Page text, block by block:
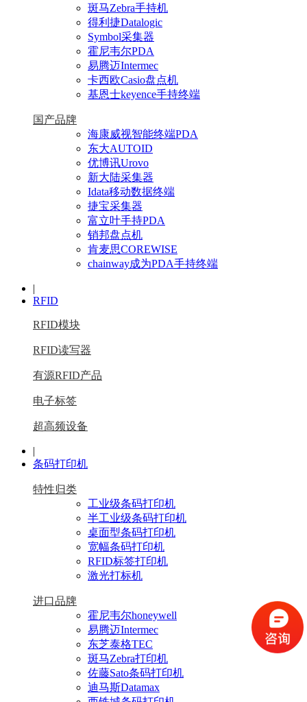
斑马Zebra手持机
得利捷Datalogic
Symbol采集器
霍尼韦尔PDA
易腾迈Intermec
卡西欧Casio盘点机
基恩士keyence手持终端
国产品牌
海康威视智能终端PDA
东大AUTOID
优博讯Urovo
新大陆采集器
Idata移动数据终端
捷宝采集器
富立叶手持PDA
销邦盘点机
肯麦思COREWISE
chainway成为PDA手持终端
|
RFID
RFID模块
RFID读写器
有源RFID产品
电子标签
超高频设备
|
条码打印机
特性归类
工业级条码打印机
半工业级条码打印机
桌面型条码打印机
宽幅条码打印机
RFID标签打印机
激光打标机
进口品牌
霍尼韦尔honeywell
易腾迈Intermec
东芝泰格TEC
斑马Zebra打印机
佐藤Sato条码打印机
迪马斯Datamax